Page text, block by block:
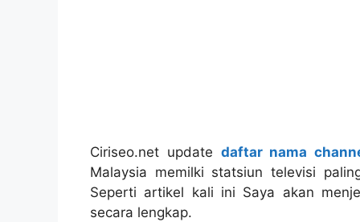
Ciriseo.net update daftar nama
Malaysia memilki statsiun televisi
Seperti artikel kali ini Saya akan
secara lengkap.